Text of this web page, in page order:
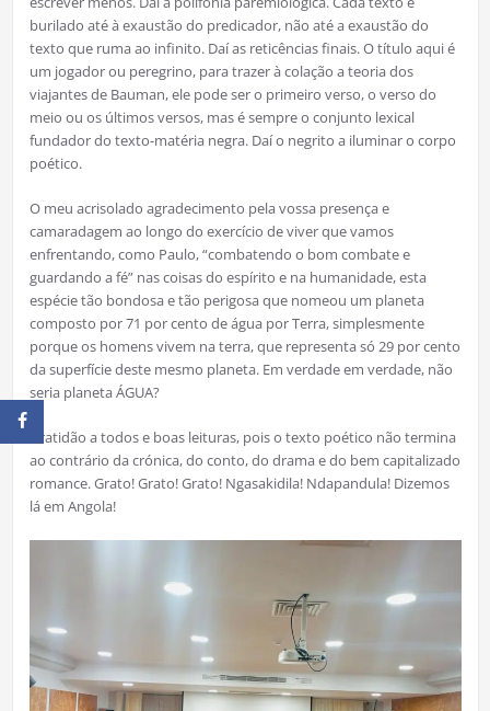
burilado até à exaustão do predicador, não até a exaustão do
texto que ruma ao infinito. Daí as reticências finais. O título aqui é
um jogador ou peregrino, para trazer à colação a teoria dos
viajantes de Bauman, ele pode ser o primeiro verso, o verso do
meio ou os últimos versos, mas é sempre o conjunto lexical
fundador do texto-matéria negra. Daí o negrito a iluminar o corpo
poético.
O meu acrisolado agradecimento pela vossa presença e
camaradagem ao longo do exercício de viver que vamos
enfrentando, como Paulo, “combatendo o bom combate e
guardando a fé” nas coisas do espírito e na humanidade, esta
espécie tão bondosa e tão perigosa que nomeou um planeta
composto por 71 por cento de água por Terra, simplesmente
porque os homens vivem na terra, que representa só 29 por cento
da superfície deste mesmo planeta. Em verdade em verdade, não
seria planeta ÁGUA?
Gratidão a todos e boas leituras, pois o texto poético não termina
ao contrário da crónica, do conto, do drama e do bem capitalizado
romance. Grato! Grato! Grato! Ngasakidila! Ndapandula! Dizemos
lá em Angola!